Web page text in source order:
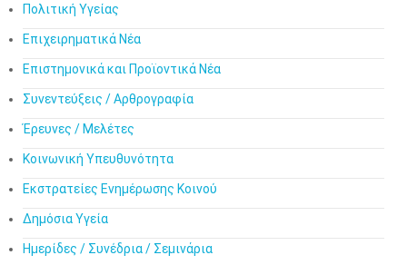
Πολιτική Υγείας
Επιχειρηματικά Νέα
Επιστημονικά και Προϊοντικά Νέα
Συνεντεύξεις / Αρθρογραφία
Έρευνες / Μελέτες
Κοινωνική Υπευθυνότητα
Εκστρατείες Ενημέρωσης Κοινού
Δημόσια Υγεία
Ημερίδες / Συνέδρια / Σεμινάρια